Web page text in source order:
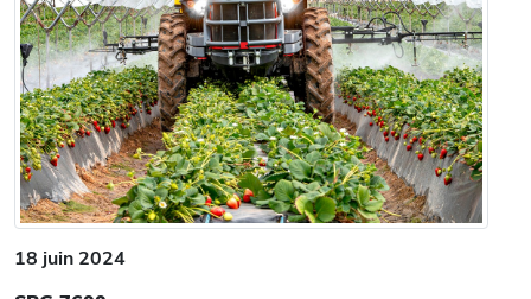
18 juin 2024